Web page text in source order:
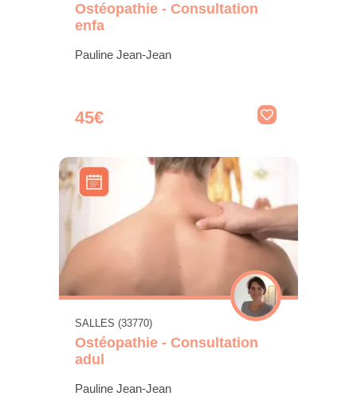
Ostéopathie - Consultation
enfa
Pauline Jean-Jean
45€
SALLES (33770)
Ostéopathie - Consultation
adul
Pauline Jean-Jean